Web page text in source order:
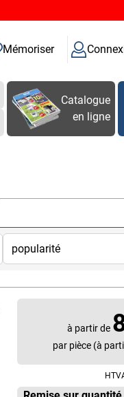
Mémoriser
Catalogue
en ligne
à partir de
par pièce (à